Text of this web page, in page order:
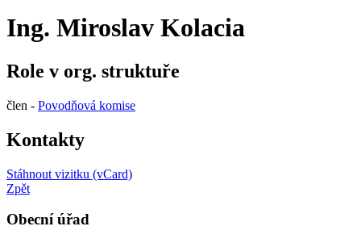
Ing. Miroslav Kolacia
Role v org. struktuře
člen - Povodňová komise
Kontakty
Stáhnout vizitku (vCard)
Zpět
Obecní úřad